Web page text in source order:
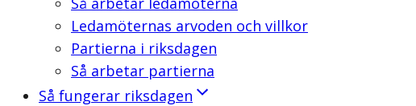
Ledamöternas arvoden och villkor
Partierna i riksdagen
Så arbetar partierna
Så fungerar riksdagen